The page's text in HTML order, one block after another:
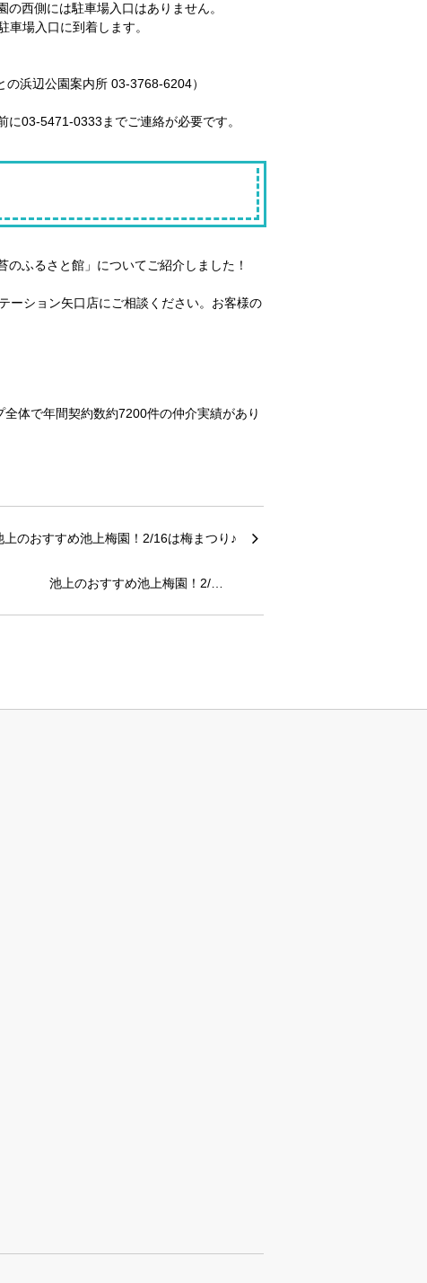
西側には駐車場入口はありません。
場入口に到着します。
浜辺公園案内所 03-3768-6204）
03-5471-0333までご連絡が必要です。
ふるさと館」についてご紹介しました！
ーション矢口店にご相談ください。お客様の
体で年間契約数約7200件の仲介実績があり
池上のおすすめ池上梅園！2/…